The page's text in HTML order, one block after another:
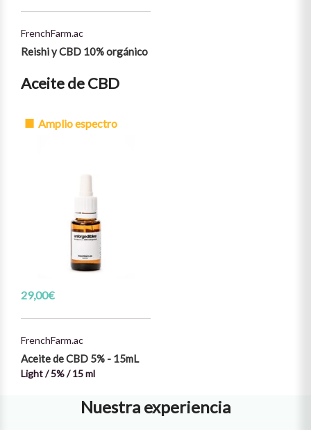
FrenchFarm.ac
Reishi y CBD 10% orgánico
Aceite de CBD
Amplio espectro
29,00€
FrenchFarm.ac
Aceite de CBD 5% - 15mL
Light / 5% / 15 ml
Nuestra experiencia